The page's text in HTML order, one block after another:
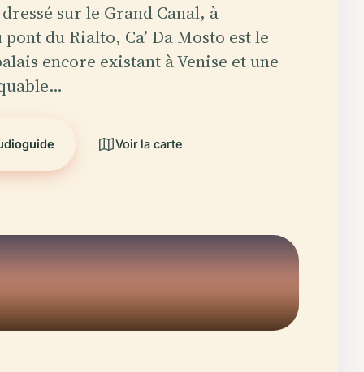
sur le Grand Canal, à
du Rialto, Ca’ Da Mosto est le
encore existant à Venise et une
Voir la carte